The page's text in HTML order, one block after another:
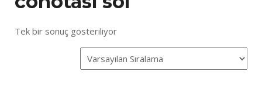
Tek bir sonuç gösteriliyor